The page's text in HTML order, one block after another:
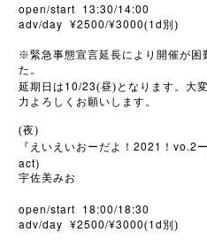
open/start 13:30/14:00
adv/day ¥2500/¥3000(1d 別)
※緊急事態宣言延長により開催が困
た。
延期日は 10/23(昼)となります。大
力よろしくお願いします。
(夜)
『えいえいおーだよ！ 2021 ！ vo.2
act)
宇佐美みお
open/start 18:00/18:30
adv/day ¥2500/¥3000(1d 別)